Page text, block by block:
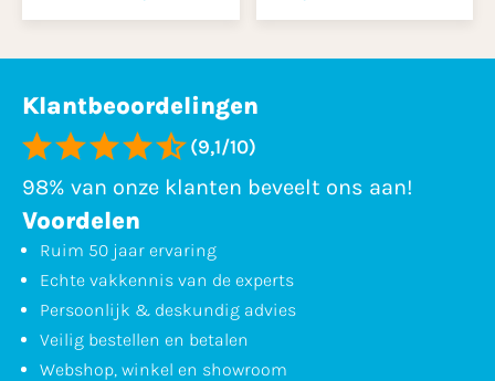
Klantbeoordelingen
(9,1/10)
98% van onze klanten beveelt ons aan!
Voordelen
Ruim 50 jaar ervaring
Echte vakkennis van de experts
Persoonlijk & deskundig advies
Veilig bestellen en betalen
Webshop, winkel en showroom